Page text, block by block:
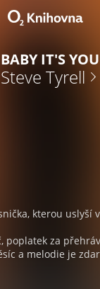
BABY IT'S YOU
Steve Tyrell
kterou uslyší
poplatek za
a melodie je